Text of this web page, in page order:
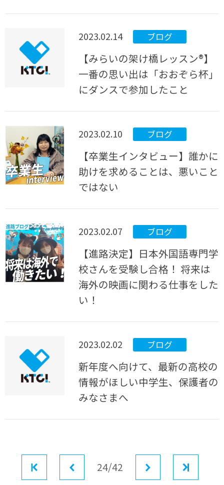
2023.02.14 ブログ
【みらいの架け橋レッスン®】
一番の思い出は「おおぞら杯」
にダンスで参加したこと
2023.02.10 ブログ
【卒業生インタビュー】誰かに
助けを求めることは、悪いこと
ではない
2023.02.07 ブログ
【進路決定】日本外国語専門学
校さんを受験し合格！ 将来は
海外の映画に関わる仕事をした
い！
2023.02.02 ブログ
新年度へ向けて、最新の高校の
情報がほしい中学生、保護者の
みなさまへ
前へ24/42